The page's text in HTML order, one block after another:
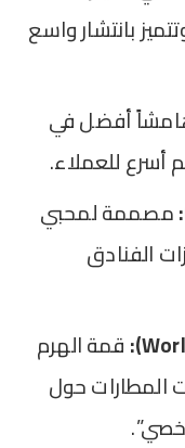
بانتشار واسع
أفضل في
للعملاء.
مصممة لمحبي
الفنادق
قمة الهرم
المطارات حول